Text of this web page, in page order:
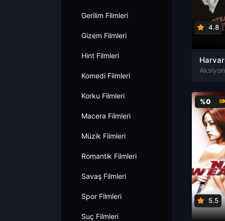
Gerilim Filmleri
Gizem Filmleri
Hint Filmleri
Komedi Filmleri
Korku Filmleri
Macera Filmleri
Müzik Filmleri
Romantik Filmleri
Savaş Filmleri
Spor Filmleri
Suç Filmleri
4.8
%0
5.5